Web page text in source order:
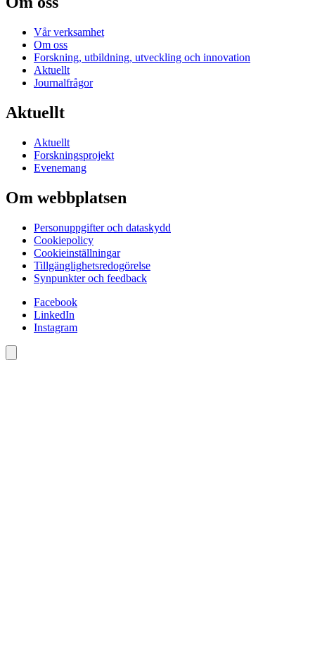
Vår verksamhet
Om oss
Forskning, utbildning, utveckling och innovation
Aktuellt
Journalfrågor
Aktuellt
Aktuellt
Forskningsprojekt
Evenemang
Om webbplatsen
Personuppgifter och dataskydd
Cookiepolicy
Cookieinställningar
Tillgänglighetsredogörelse
Synpunkter och feedback
Facebook
LinkedIn
Instagram